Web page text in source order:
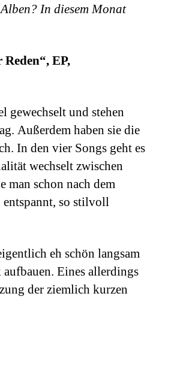
In diesem Monat
EP,
gewechselt und stehen
Außerdem haben sie die
In den vier Songs geht es
wechselt zwischen
man schon nach dem
entspannt, so stilvoll
eh schön langsam
Eines allerdings
der ziemlich kurzen